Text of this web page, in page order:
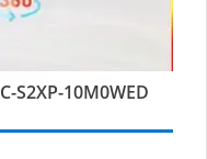
S2XP-10M0WED